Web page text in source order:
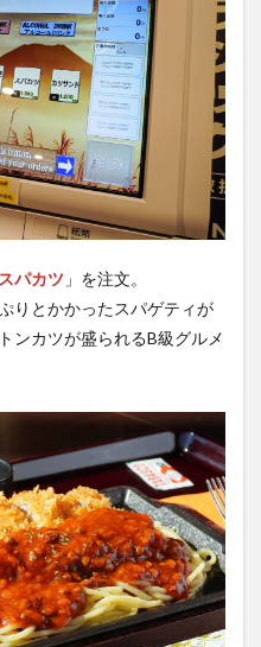
スパカツ 」を注文。
りとかかったスパゲティが
ンカツが盛られるB級グルメ